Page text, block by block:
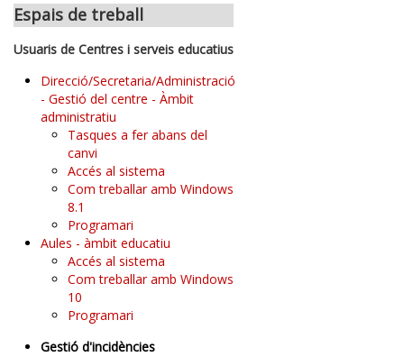
Espais de treball
Usuaris de Centres i serveis educatius
Direcció/Secretaria/Administració
- Gestió del centre - Àmbit
administratiu
Tasques a fer abans del
canvi
Accés al sistema
Com treballar amb Windows
8.1
Programari
Aules - àmbit educatiu
Accés al sistema
Com treballar amb Windows
10
Programari
Gestió d'incidències